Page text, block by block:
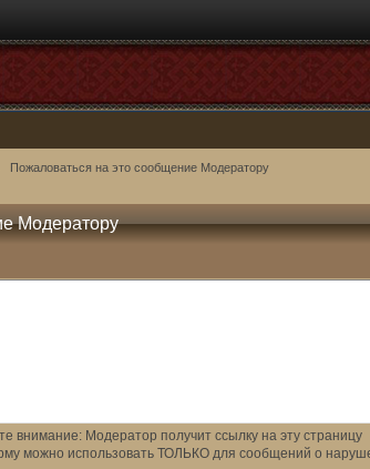
Пожаловаться на это сообщение Модератору
Модератору
внимание: Модератор получит ссылку на эту страницу
можно использовать ТОЛЬКО для сообщений о